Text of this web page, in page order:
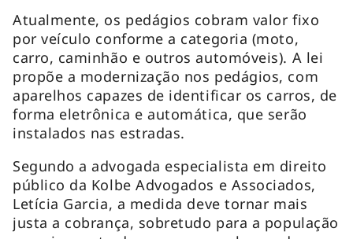
Atualmente, os pedágios cobram valor fixo
por veículo conforme a categoria (moto,
carro, caminhão e outros automóveis). A lei
propõe a modernização nos pedágios, com
aparelhos capazes de identificar os carros, de
forma eletrônica e automática, que serão
instalados nas estradas.
Segundo a advogada especialista em direito
público da Kolbe Advogados e Associados,
Letícia Garcia, a medida deve tornar mais
justa a cobrança, sobretudo para a população